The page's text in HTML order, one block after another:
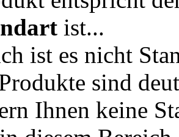
ist...
ist es nicht
sind
Ihnen keine